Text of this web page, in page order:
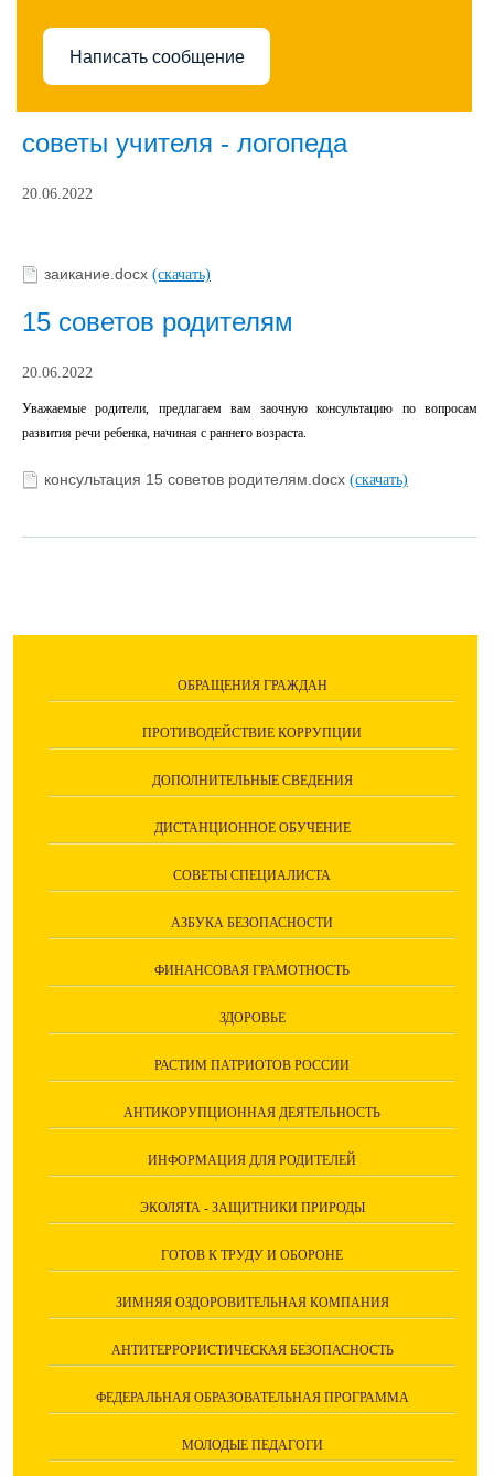
Написать сообщение
советы учителя - логопеда
20.06.2022
заикание.docx (скачать)
15 советов родителям
20.06.2022
Уважаемые родители, предлагаем вам заочную консультацию по вопросам
развития речи ребенка, начиная с раннего возраста.
консультация 15 советов родителям.docx (скачать)
ОБРАЩЕНИЯ ГРАЖДАН
ПРОТИВОДЕЙСТВИЕ КОРРУПЦИИ
ДОПОЛНИТЕЛЬНЫЕ СВЕДЕНИЯ
ДИСТАНЦИОННОЕ ОБУЧЕНИЕ
СОВЕТЫ СПЕЦИАЛИСТА
АЗБУКА БЕЗОПАСНОСТИ
ФИНАНСОВАЯ ГРАМОТНОСТЬ
ЗДОРОВЬЕ
РАСТИМ ПАТРИОТОВ РОССИИ
АНТИКОРУПЦИОННАЯ ДЕЯТЕЛЬНОСТЬ
ИНФОРМАЦИЯ ДЛЯ РОДИТЕЛЕЙ
ЭКОЛЯТА - ЗАЩИТНИКИ ПРИРОДЫ
ГОТОВ К ТРУДУ И ОБОРОНЕ
ЗИМНЯЯ ОЗДОРОВИТЕЛЬНАЯ КОМПАНИЯ
АНТИТЕРРОРИСТИЧЕСКАЯ БЕЗОПАСНОСТЬ
ФЕДЕРАЛЬНАЯ ОБРАЗОВАТЕЛЬНАЯ ПРОГРАММА
МОЛОДЫЕ ПЕДАГОГИ